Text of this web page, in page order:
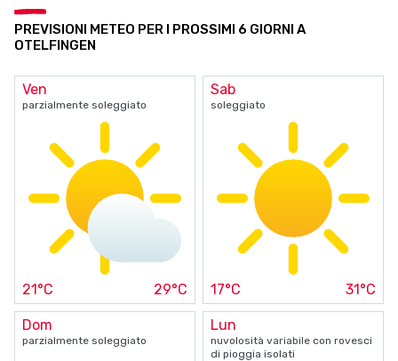
PREVISIONI METEO PER I PROSSIMI 6 GIORNI A
OTELFINGEN
Ven
parzialmente soleggiato
21°C 29°C
Sab
soleggiato
17°C 31°C
Dom
parzialmente soleggiato
Lun
nuvolosità variabile con rovesci
di pioggia isolati